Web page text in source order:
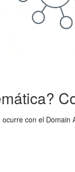
con el